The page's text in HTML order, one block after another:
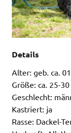
Details
Alter: geb. ca.
Größe: ca. 25-30
Geschlecht:
Kastriert: ja
Rasse: Dackel-